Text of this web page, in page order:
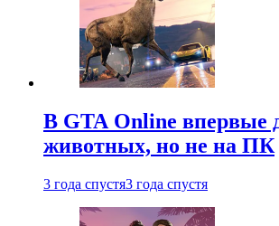
В GTA Online впервые
животных, но не на ПК
3 года спустя3 года спустя